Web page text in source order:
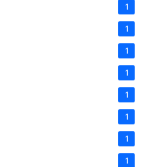
1
1
1
1
1
1
1
1